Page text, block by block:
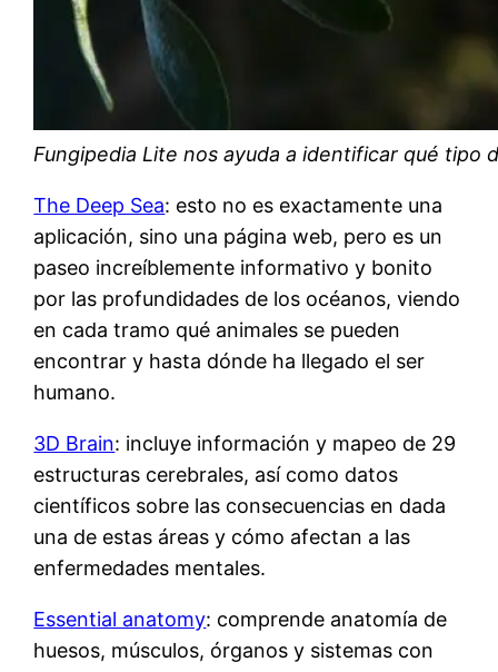
Fungipedia Lite nos ayuda a identificar qué
The Deep Sea: esto no es exactamente una
aplicación, sino una página web, pero es un
paseo increíblemente informativo y bonito
por las profundidades de los océanos, viendo
en cada tramo qué animales se pueden
encontrar y hasta dónde ha llegado el ser
humano.
3D Brain: incluye información y mapeo de 29
estructuras cerebrales, así como datos
científicos sobre las consecuencias en dada
una de estas áreas y cómo afectan a las
enfermedades mentales.
Essential anatomy: comprende anatomía de
huesos, músculos, órganos y sistemas con